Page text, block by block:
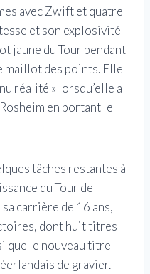
avec Zwift et quatre
et son explosivité
jaune du Tour pendant
maillot des points. Elle
réalité » lorsqu’elle a
en portant le
tâches restantes à
du Tour de
sa carrière de 16 ans,
dont huit titres
que le nouveau titre
de gravier.